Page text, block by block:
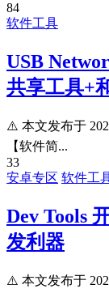
84
软件工具
USB
共享工具+
⚠️ 本文发布于
【软件简...
33
安卓专区 软件工
Dev Tools
发利器
⚠️ 本文发布于